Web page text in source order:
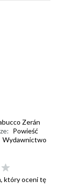
Zerán
Powieść
Wydawnictwo
który oceni tę